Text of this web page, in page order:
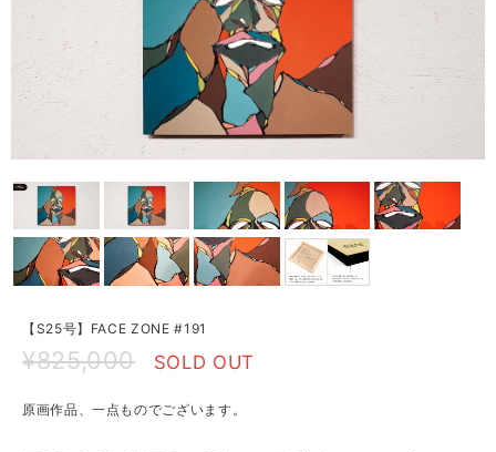
【S25号】FACE ZONE #191
¥825,000 SOLD OUT
原画作品、一点ものでございます。